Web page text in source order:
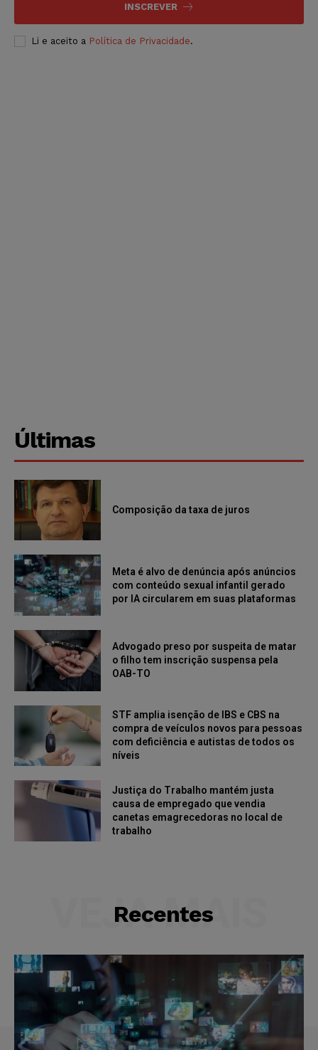
INSCREVER
Li e aceito a Política de Privacidade.
Últimas
Composição da taxa de juros
Meta é alvo de denúncia após anúncios
com conteúdo sexual infantil gerado
por IA circularem em suas plataformas
Advogado preso por suspeita de matar
o filho tem inscrição suspensa pela
OAB-TO
STF amplia isenção de IBS e CBS na
compra de veículos novos para pessoas
com deficiência e autistas de todos os
níveis
Justiça do Trabalho mantém justa
causa de empregado que vendia
canetas emagrecedoras no local de
trabalho
Recentes
VEJA MAIS